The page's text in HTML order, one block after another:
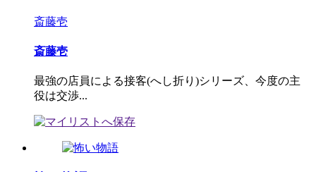
斎藤壱
斎藤壱
最強の店員による接客(へし折り)シリーズ、今度の主
役は交渉...